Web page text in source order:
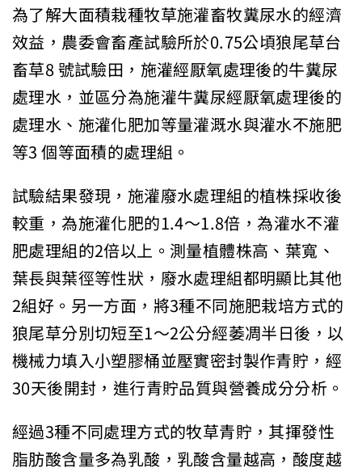
為了解大面積栽種牧草施灌畜牧糞尿水的經濟
效益，農委會畜產試驗所於0.75公頃狼尾草台
畜草8 號試驗田，施灌經厭氧處理後的牛糞尿
處理水，並區分為施灌牛糞尿經厭氧處理後的
處理水、施灌化肥加等量灌溉水與灌水不施肥
等3 個等面積的處理組。
試驗結果發現，施灌廢水處理組的植株採收後
較重，為施灌化肥的1.4～1.8倍，為灌水不灌
肥處理組的2倍以上。測量植體株高、葉寬、
葉長與葉徑等性狀，廢水處理組都明顯比其他
2組好。另一方面，將3種不同施肥栽培方式的
狼尾草分別切短至1～2公分經萎凋半日後，以
機械力填入小塑膠桶並壓實密封製作青貯，經
30天後開封，進行青貯品質與營養成分分析。
經過3種不同處理方式的牧草青貯，其揮發性
脂肪酸含量多為乳酸，乳酸含量越高，酸度越